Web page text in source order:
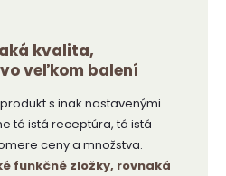
kvalita,
veľkom balení
s inak nastavenými
tá istá receptúra, tá istá
ceny a množstva.
funkčné zložky, rovnaká